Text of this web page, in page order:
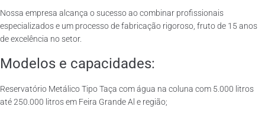
Nossa empresa alcança o sucesso ao combinar profissionais
especializados e um processo de fabricação rigoroso, fruto de 15 anos
de excelência no setor.
Modelos e capacidades:
Reservatório Metálico Tipo Taça com água na coluna com 5.000 litros
até 250.000 litros em Feira Grande Al e região;